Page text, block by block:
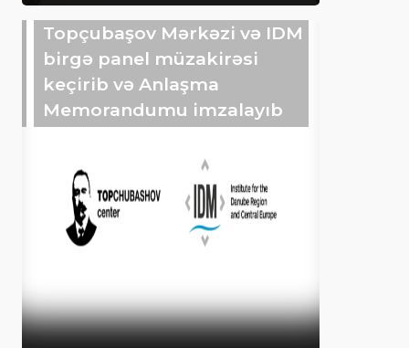
Topçubaşov Mərkəzi və IDM
birgə panel müzakirəsi
keçirib və Anlaşma
Memorandumu imzalayıb